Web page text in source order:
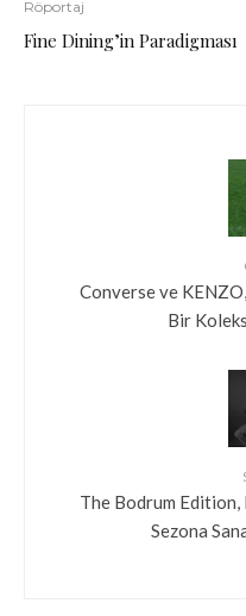
Röportaj
Fine Dining’in Paradigması
Converse ve
Bir
The Bodrum
Sezona